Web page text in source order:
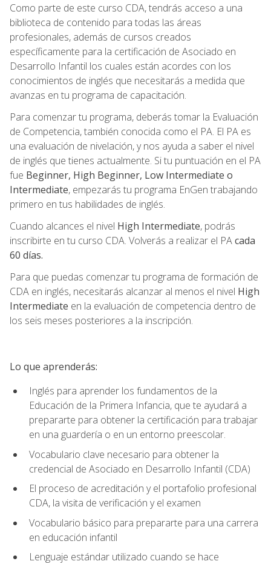
Como parte de este curso CDA, tendrás acceso a una
biblioteca de contenido para todas las áreas
profesionales, además de cursos creados
específicamente para la certificación de Asociado en
Desarrollo Infantil los cuales están acordes con los
conocimientos de inglés que necesitarás a medida que
avanzas en tu programa de capacitación.
Para comenzar tu programa, deberás tomar la Evaluación
de Competencia, también conocida como el PA. El PA es
una evaluación de nivelación, y nos ayuda a saber el nivel
de inglés que tienes actualmente. Si tu puntuación en el PA
fue Beginner, High Beginner, Low Intermediate o
Intermediate, empezarás tu programa EnGen trabajando
primero en tus habilidades de inglés.
Cuando alcances el nivel High Intermediate, podrás
inscribirte en tu curso CDA. Volverás a realizar el PAcada
60 días.
Para que puedas comenzar tu programa de formación de
CDA en inglés, necesitarás alcanzar al menos el nivel High
Intermediate en la evaluación de competencia dentro de
los seis meses posteriores a la inscripción.
Lo que aprenderás:
Inglés para aprender los fundamentos de la
Educación de la Primera Infancia, que te ayudará a
prepararte para obtener la certificación para trabajar
en una guardería o en un entorno preescolar.
Vocabulario clave necesario para obtener la
credencial de Asociado en Desarrollo Infantil (CDA)
El proceso de acreditación y el portafolio profesional
CDA, la visita de verificación y el examen
Vocabulario básico para prepararte para una carrera
en educación infantil
Lenguaje estándar utilizado cuando se hace